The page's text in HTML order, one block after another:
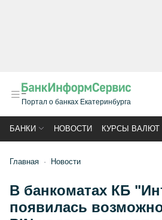
Портал о банках Екатеринбурга
БАНКИ НОВОСТИ КУРСЫ ВАЛЮТ
Главная Новости
В банкоматах КБ
появилась